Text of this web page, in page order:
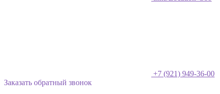
+7 (921) 949-36-00
Заказать обратный звонок